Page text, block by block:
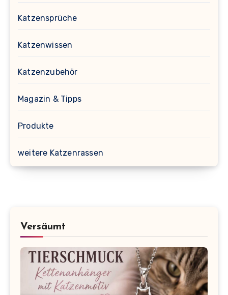
Katzensprüche
Katzenwissen
Katzenzubehör
Magazin & Tipps
Produkte
weitere Katzenrassen
Versäumt